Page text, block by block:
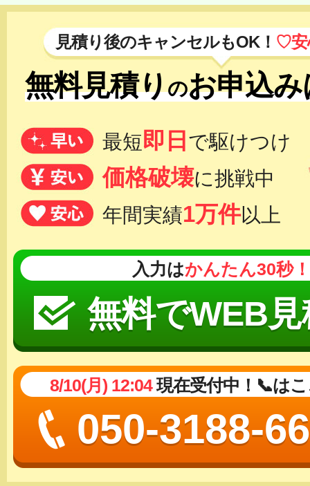
見積り後のキャンセルもOK！ ♡安
無料見積りのお申込
最短即日 で駆けつけ
価格破壊に挑戦中
年間実績1万件以上
入力はかんたん30秒！
無料でWEB
8/10(月) 12:04現在受付中！📞は
050-3188-